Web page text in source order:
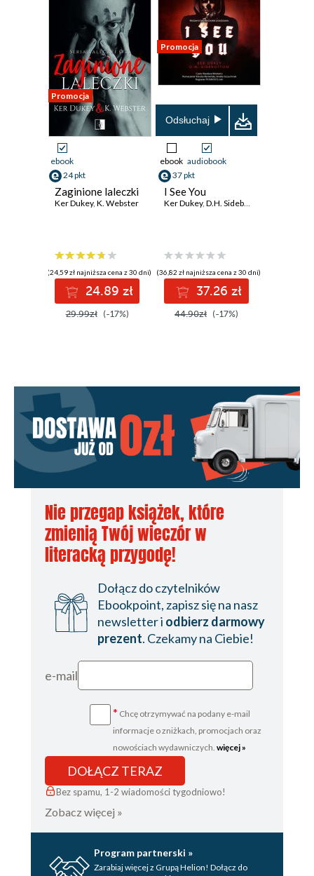
Promocja
ebook
24 pkt
Zaginione laleczki
Ker Dukey, K. Webster
(24,59 zł najniższa cena z 30 dni)
24.89 zł
29.99zł (-17%)
Promocja
Odsłuchaj
ebook audiobook
37 pkt
I See You
Ker Dukey, D.H. Sidebottom
(36,82 zł najniższa cena z 30 dni)
37.26 zł
44.90zł (-17%)
Nie przegap książek, które
zmienią Twój wieczór w
literacką przygodę!
Dołącz do czytelników
Ebookpoint, zapisz się na nasz
newsletter i odbierz darmowy
prezent. Czekamy na Ciebie!
e-mail
* Chcę otrzymywać na podany e-mail
informacje o zniżkach, promocjach oraz
nowościach wydawniczych. więcej »
DOŁĄCZ TERAZ
Bez spamu, 1-2 wiadomości tygodniowo!
Zobacz więcej »
Program partnerski »
Zarabiaj więcej z Grupą Helion! Dołącz do